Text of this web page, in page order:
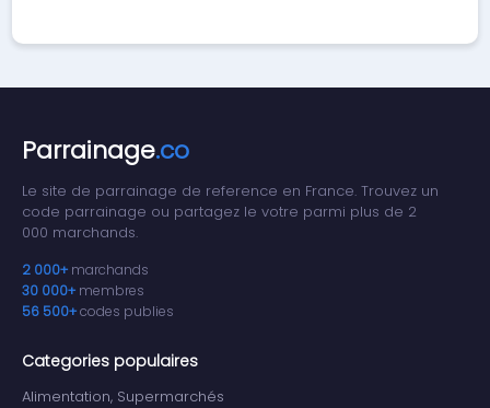
Parrainage.co
Le site de parrainage de reference en France. Trouvez un
code parrainage ou partagez le votre parmi plus de 2
000 marchands.
2 000+ marchands
30 000+ membres
56 500+codes publies
Categories populaires
Alimentation, Supermarchés